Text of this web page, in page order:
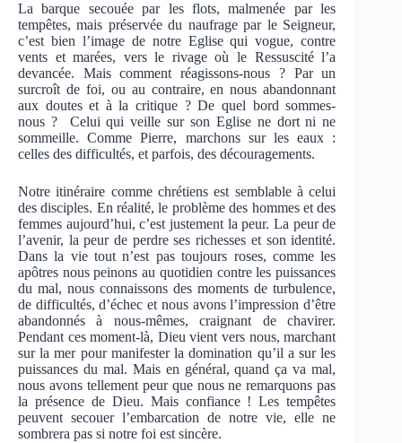
La barque secouée par les flots, malmenée par les
tempêtes, mais préservée du naufrage par le Seigneur,
c’est bien l’image de notre Eglise qui vogue, contre
vents et marées, vers le rivage où le Ressuscité l’a
devancée. Mais comment réagissons-nous ? Par un
surcroît de foi, ou au contraire, en nous abandonnant
aux doutes et à la critique ? De quel bord sommes-
nous ? Celui qui veille sur son Eglise ne dort ni ne
sommeille. Comme Pierre, marchons sur les eaux :
celles des difficultés, et parfois, des découragements.
Notre itinéraire comme chrétiens est semblable à celui
des disciples. En réalité, le problème des hommes et des
femmes aujourd’hui, c’est justement la peur. La peur de
l’avenir, la peur de perdre ses richesses et son identité.
Dans la vie tout n’est pas toujours roses, comme les
apôtres nous peinons au quotidien contre les puissances
du mal, nous connaissons des moments de turbulence,
de difficultés, d’échec et nous avons l’impression d’être
abandonnés à nous-mêmes, craignant de chavirer.
Pendant ces moment-là, Dieu vient vers nous, marchant
sur la mer pour manifester la domination qu’il a sur les
puissances du mal. Mais en général, quand ça va mal,
nous avons tellement peur que nous ne remarquons pas
la présence de Dieu. Mais confiance ! Les tempêtes
peuvent secouer l’embarcation de notre vie, elle ne
sombrera pas si notre foi est sincère.